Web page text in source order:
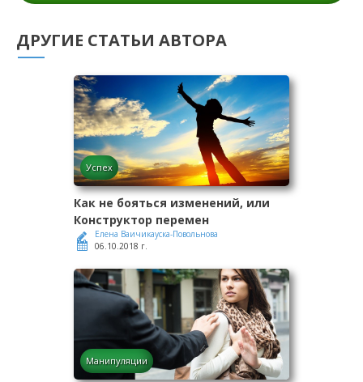
ДРУГИЕ СТАТЬИ АВТОРА
Успех
Как не бояться изменений, или
Конструктор перемен
Елена Ваичикауска-Повольнова
06.10.2018 г.
Манипуляции